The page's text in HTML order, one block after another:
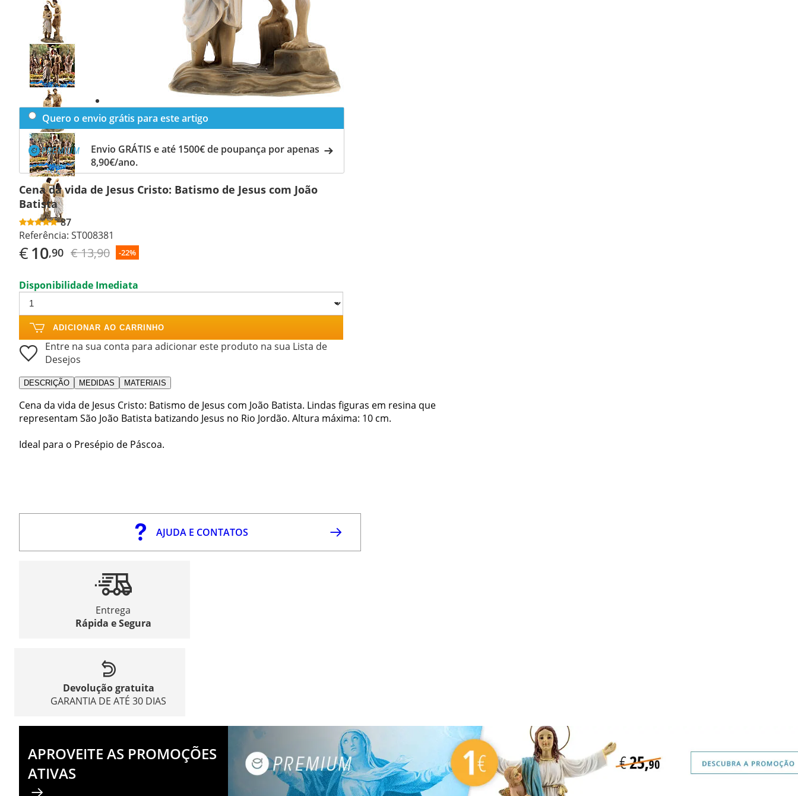
Previous
slide
Next
slide
Quero o envio grátis para este artigo
Envio GRÁTIS e até 1500€ de poupança por apenas
8,90€/ano.
Cena da vida de Jesus Cristo: Batismo de Jesus com João
Batista
87
Referência: ST008381
€10,90 € 13,90 -22%
Disponibilidade Imediata
ADICIONAR AO CARRINHO
Entre na sua conta para adicionar este produto na sua Lista de
Desejos
DESCRIÇÃO MEDIDAS MATERIAIS
Cena da vida de Jesus Cristo: Batismo de Jesus com João Batista. Lindas figuras em resina que
representam São João Batista batizando Jesus no Rio Jordão. Altura máxima: 10 cm.
Ideal para o Presépio de Páscoa.
AJUDA E CONTATOS
Entrega
Rápida e Segura
Devolução gratuita
GARANTIA DE ATÉ 30 DIAS
APROVEITE AS PROMOÇÕES
ATIVAS